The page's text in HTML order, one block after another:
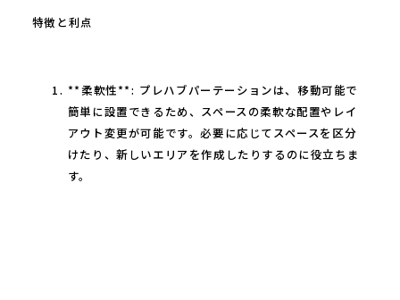
特徴と利点
**柔軟性**: プレハブパーテーションは、移動可能で
簡単に設置できるため、スペースの柔軟な配置やレイ
アウト変更が可能です。必要に応じてスペースを区分
けたり、新しいエリアを作成したりするのに役立ちま
す。